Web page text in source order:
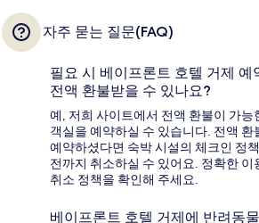
자주 묻는 질문(FAQ)
필요 시 베이프론트 호텔 거제 예
전액 환불받을 수 있나요?
예, 저희 사이트에서 전액 환불이 가능
객실을 예약하실 수 있습니다. 전액
예약하셨다면 숙박 시설의 체크인 정
전까지 취소하실 수 있어요. 정확한
취소 정책을 확인해 주세요.
베이프론트 호텔 거제에 반려동